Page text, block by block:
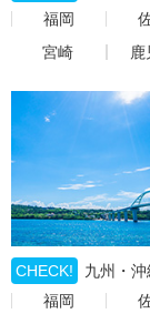
福岡
宮崎
鹿
CHECK!
九州・
福岡